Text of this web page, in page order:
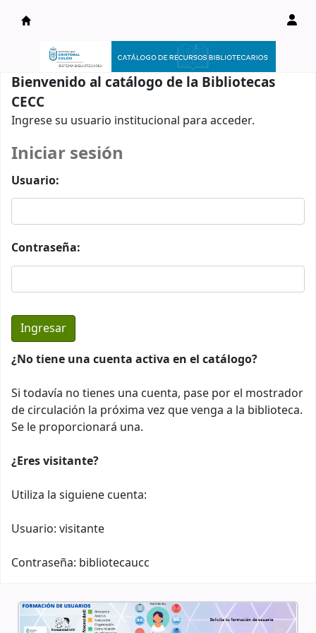
Catálogo en línea
Bienvenido al catálogo de la Bibliotecas
CECC
Ingrese su usuario institucional para acceder.
Iniciar sesión
Usuario:
Contraseña:
¿No tiene una cuenta activa en el catálogo?
Si todavía no tienes una cuenta, pase por el mostrador
de circulación la próxima vez que venga a la biblioteca.
Se le proporcionará una.
¿Eres visitante?
Utiliza la siguiene cuenta:
Usuario: visitante
Contraseña: bibliotecaucc